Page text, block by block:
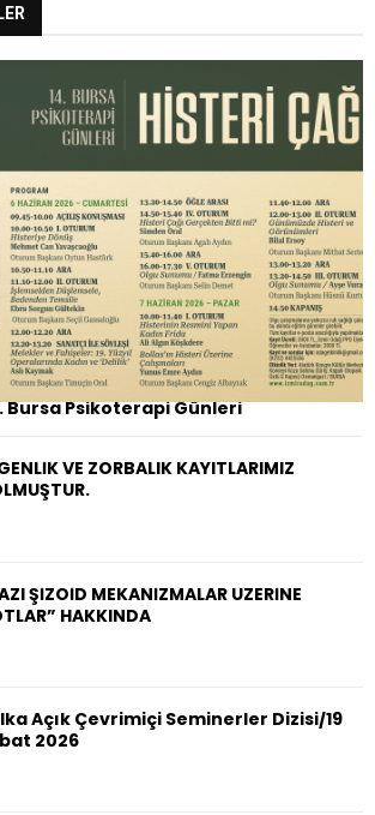
A
R
H
Bursa Psikoterapi Günleri
VE ZORBALIK KAYITLARIMIZ
ŞİZOİD MEKANİZMALAR ÜZERİNE
HAKKINDA
Açık Çevrimiçi Seminerler Dizisi/19
2026